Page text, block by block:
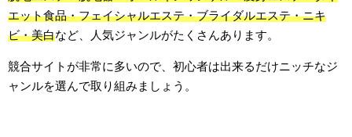
エット食品・フェイシャルエステ・ブライダルエステ・ニキ
ビ・美白など、人気ジャンルがたくさんあります。
競合サイトが非常に多いので、初心者は出来るだけニッチなジ
ャンルを選んで取り組みましょう。